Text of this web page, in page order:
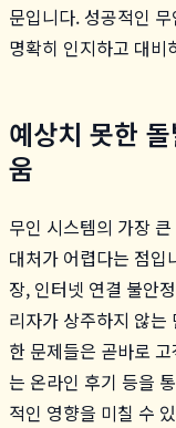
문입니다. 성공적인
명확히 인지하고 대비
예상치 못한
움
무인 시스템의 가장
대처가 어렵다는 점입
장, 인터넷 연결 불안
리자가 상주하지 않는
한 문제들은 곧바로
는 온라인 후기 등을
적인 영향을 미칠 수